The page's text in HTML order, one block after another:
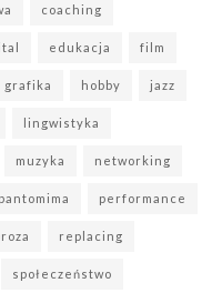
coaching
edukacja film
grafika hobby jazz
lingwistyka
muzyka networking
pantomima performance
replacing
społeczeństwo